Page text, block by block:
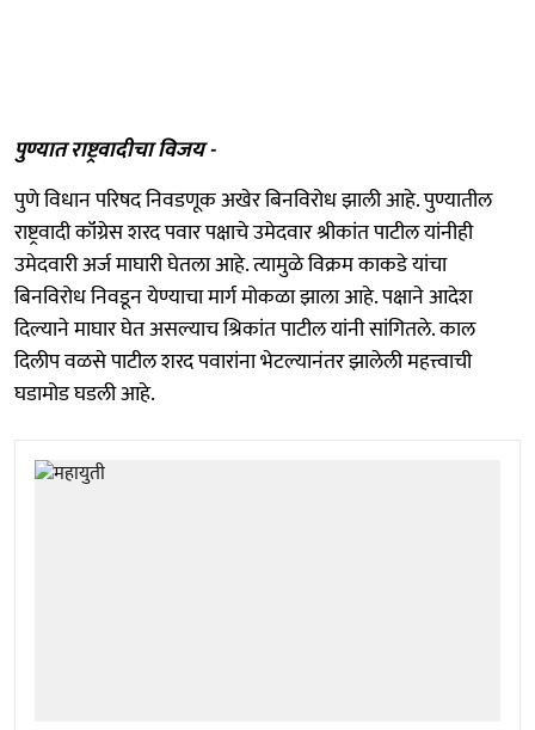
पुण्यात राष्ट्रवादीचा विजय -
पुणे विधान परिषद निवडणूक अखेर बिनविरोध झाली आहे. पुण्यातील
राष्ट्रवादी कॉंग्रेस शरद पवार पक्षाचे उमेदवार श्रीकांत पाटील यांनीही
उमेदवारी अर्ज माघारी घेतला आहे. त्यामुळे विक्रम काकडे यांचा
बिनविरोध निवडून येण्याचा मार्ग मोकळा झाला आहे. पक्षाने आदेश
दिल्याने माघार घेत असल्याच श्रिकांत पाटील यांनी सांगितले. काल
दिलीप वळसे पाटील शरद पवारांना भेटल्यानंतर झालेली महत्त्वाची
घडामोड घडली आहे.